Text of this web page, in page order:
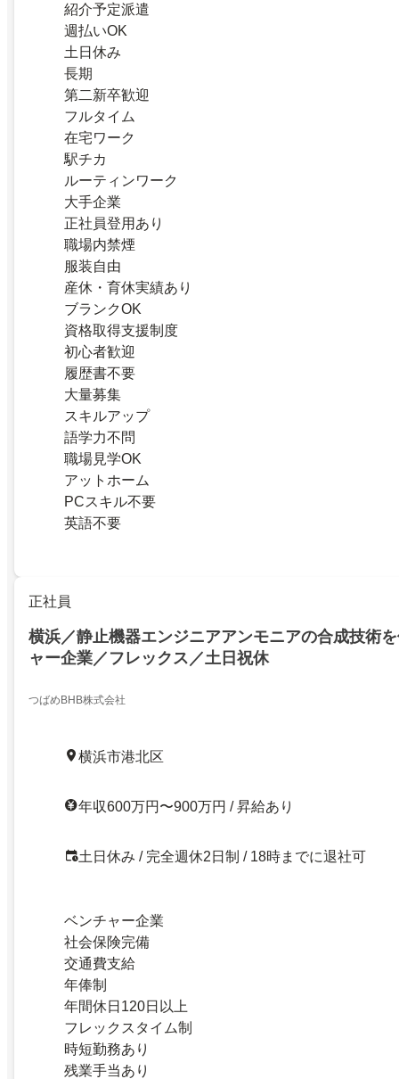
紹介予定派遣
週払いOK
土日休み
長期
第二新卒歓迎
フルタイム
在宅ワーク
駅チカ
ルーティンワーク
大手企業
正社員登用あり
職場内禁煙
服装自由
産休・育休実績あり
ブランクOK
資格取得支援制度
初心者歓迎
履歴書不要
大量募集
スキルアップ
語学力不問
職場見学OK
アットホーム
PCスキル不要
英語不要
正社員
横浜／静止機器エンジニアアンモニアの合成技術
ャー企業／フレックス／土日祝休
つばめBHB株式会社
横浜市港北区
年収600万円〜900万円 / 昇給あり
土日休み / 完全週休2日制 / 18時までに退社可
ベンチャー企業
社会保険完備
交通費支給
年俸制
年間休日120日以上
フレックスタイム制
時短勤務あり
残業手当あり